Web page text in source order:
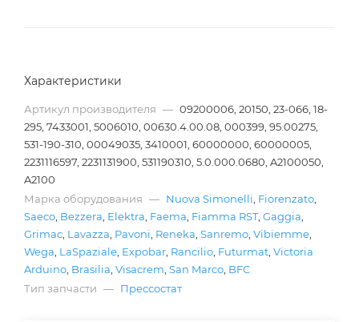
Характеристики
Артикул производителя — 09200006, 20150, 23-066, 18-
295, 7433001, 5006010, 00630.4.00.08, 000399, 95.00275,
531-190-310, 00049035, 3410001, 60000000, 60000005,
2231116597, 2231131900, 531190310, 5.0.000.0680, A2100050,
A2100
Марка оборудования — Nuova Simonelli, Fiorenzato,
Saeco, Bezzera, Elektra, Faema, Fiamma RST, Gaggia,
Grimac, Lavazza, Pavoni, Reneka, Sanremo, Vibiemme,
Wega, LaSpaziale, Expobar, Rancilio, Futurmat, Victoria
Arduino, Brasilia, Visacrem, San Marco, BFC
Тип запчасти — Прессостат